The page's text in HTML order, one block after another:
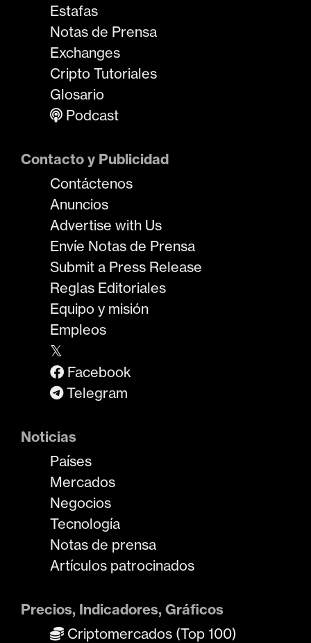
Estafas
Notas de Prensa
Exchanges
Cripto Tutoriales
Glosario
Podcast
Contacto y Publicidad
Contáctenos
Anuncios
Advertise with Us
Envíe Notas de Prensa
Submit a Press Release
Reglas Editoriales
Equipo y misión
Empleos
𝕏
Facebook
Telegram
Noticias
Países
Mercados
Negocios
Tecnología
Notas de prensa
Artículos patrocinados
Precios, Indicadores, Gráficos
Criptomercados (Top 100)